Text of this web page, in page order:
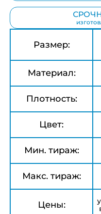
Размер:
Материал:
Плотность:
Цвет:
Мин. тираж:
Макс. тираж:
Цены: